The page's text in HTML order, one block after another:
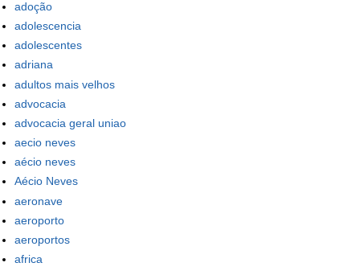
adoção
adolescencia
adolescentes
adriana
adultos mais velhos
advocacia
advocacia geral uniao
aecio neves
aécio neves
Aécio Neves
aeronave
aeroporto
aeroportos
africa